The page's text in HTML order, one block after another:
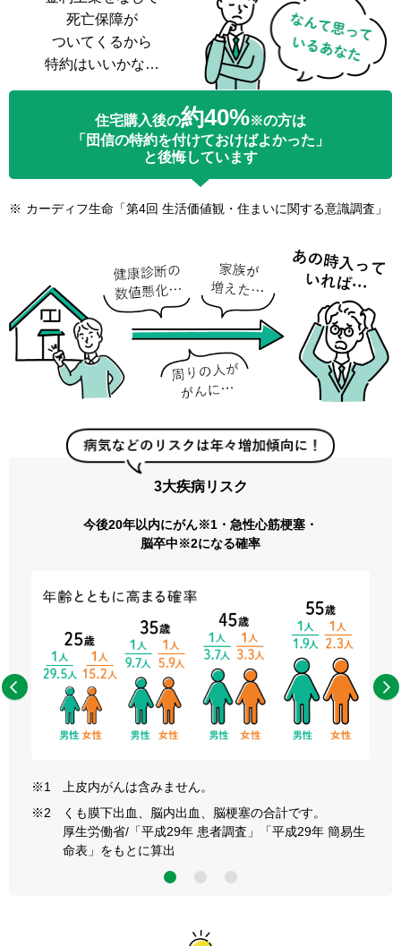
死亡保障が
ついてくるから
特約はいいかな…
住宅購入後の約40%※の方は
「団信の特約を付けておけばよかった」
と後悔しています
※ カーディフ生命「第4回 生活価値観・住まいに関する意識調査」
3大疾病リスク
今後20年以内にがん※1・急性心筋梗塞・
脳卒中※2になる確率
※1
上皮内がんは含みません。
※2
くも膜下出血、脳内出血、脳梗塞の合計です。
厚生労働省/「平成29年 患者調査」「平成29年 簡易生
命表」をもとに算出